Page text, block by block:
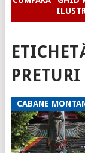
PRETURI
CABANE